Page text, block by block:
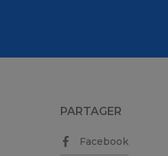
PARTAGER
Facebook